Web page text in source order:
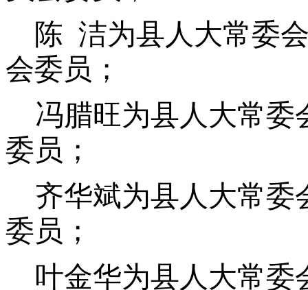
陈 洁为县人大常委
会委员；
冯腊旺为县人大常委
委员；
齐华斌为县人大常委
委员；
叶金华为县人大常委